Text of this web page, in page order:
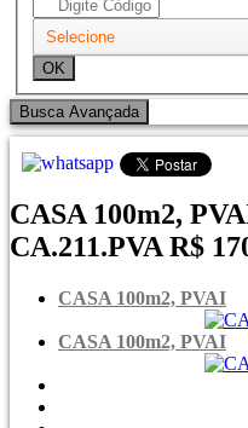
CASA 100m2,
CA.211.PVA R$
CASA 100m2, PVAI
CASA 100m2, PVAI